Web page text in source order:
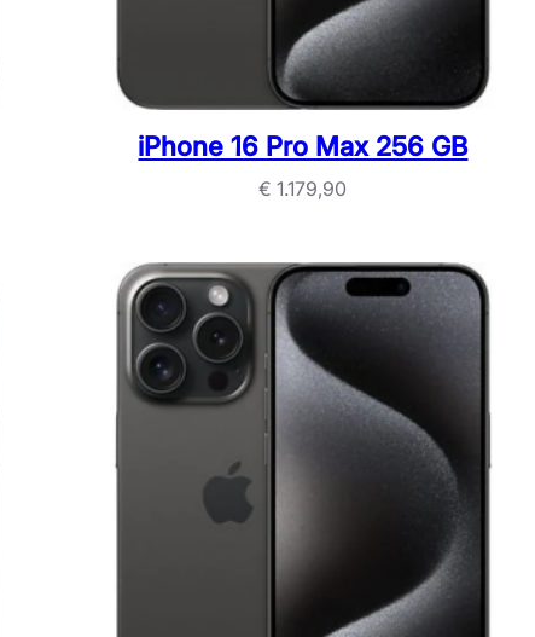
iPhone 16 Pro Max 256 GB
€ 1.179,90